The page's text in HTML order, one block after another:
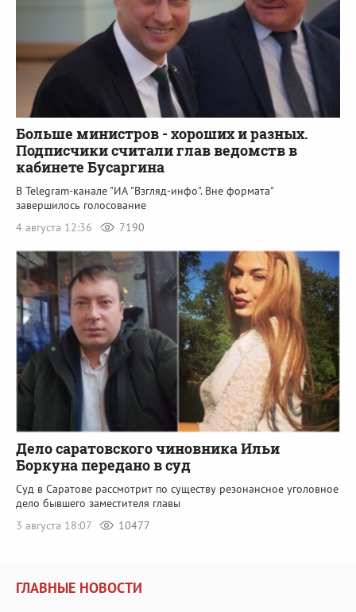
Больше министров - хороших и разных.
Подписчики считали глав ведомств в
кабинете Бусаргина
В Telegram-канале "ИА "Взгляд-инфо". Вне формата"
завершилось голосование
4 августа 12:36
7190
Дело саратовского чиновника Ильи
Боркуна передано в суд
Суд в Саратове рассмотрит по существу резонансное уголовное
дело бывшего заместителя главы
3 августа 18:07
10477
ГЛАВНЫЕ НОВОСТИ